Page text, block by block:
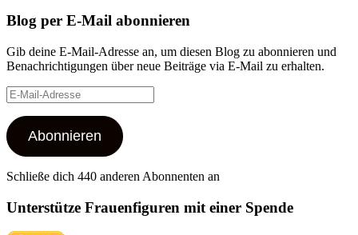
Blog per E-Mail abonnieren
Gib deine E-Mail-Adresse an, um diesen Blog zu abonnieren und
Benachrichtigungen über neue Beiträge via E-Mail zu erhalten.
E-
Mail-
Adresse
Abonnieren
Schließe dich 440 anderen Abonnenten an
Unterstütze Frauenfiguren mit einer Spende